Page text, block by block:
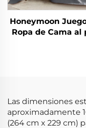
Honeymoon
Ropa de Cama al
Las dimensiones
aproximadamente
(264 cm x 229 cm)